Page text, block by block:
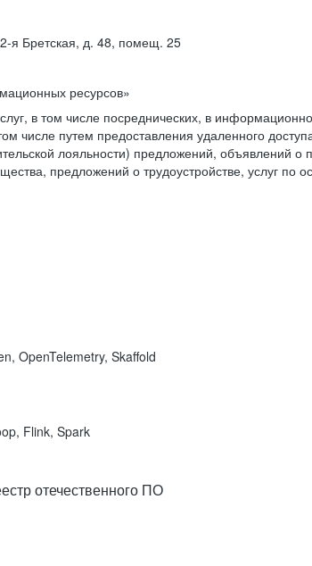
я Бретская, д. 48, помещ. 25
ресурсов»
в том числе посреднических, в
числе путем предоставления удаленного
лояльности) предложений, объявлений о
предложений о трудоустройстве, услуг по
OpenTelemetry, Skaffold
Flink, Spark
отечественного ПО